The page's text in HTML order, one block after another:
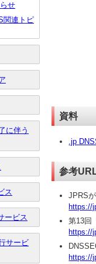
資料
.jp
参考
JPRS
https://
第13回
https://
https://
せ
関連トピ
に伴う
ス
ービス
サービ